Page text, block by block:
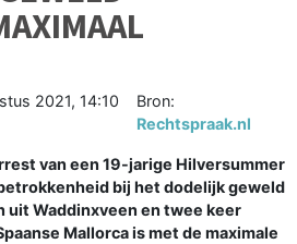
2021, 14:10
Bron:
Rechtspraak.nl
van een 19-jarige Hilversummer
bij het dodelijk geweld
uit Waddinxveen en twee keer
Mallorca is met de maximale